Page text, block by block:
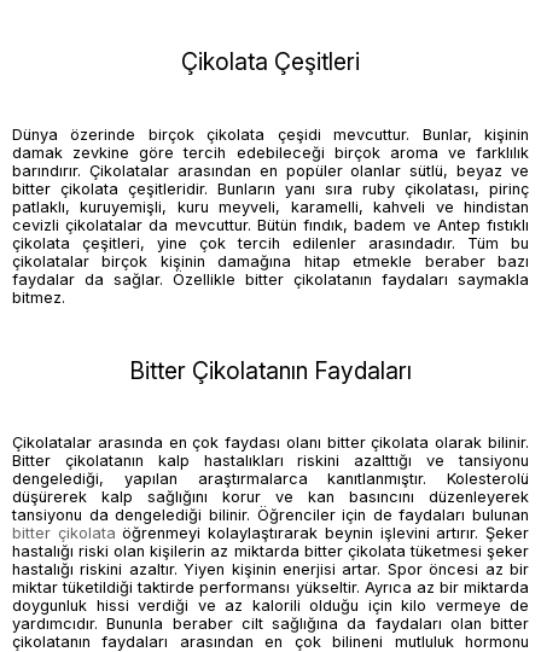
Çikolata Çeşitleri
Dünya özerinde birçokçikolata çeşidi mevcuttur. Bunlar, kişinin
damak zevkine göre tercih edebileceği birçok aroma ve farklılık
barındırır. Çikolatalar arasından en popüler olanlar sütlü, beyaz ve
bitter çikolata çeşitleridir. Bunların yanı sıra ruby çikolatası, pirinç
patlaklı, kuruyemişli, kuru meyveli, karamelli, kahveli ve hindistan
cevizli çikolatalar da mevcuttur. Bütün fındık, badem ve Antep fıstıklı
çikolata çeşitleri, yine çok tercih edilenler arasındadır. Tüm bu
çikolatalar birçok kişinin damağına hitap etmekle beraber bazı
faydalar da sağlar. Özellikle bitter çikolatanın faydaları saymakla
bitmez.
Bitter Çikolatanın Faydaları
Çikolatalar arasında en çok faydası olanı bitter çikolata olarak bilinir.
Bitter çikolatanın kalp hastalıkları riskini azalttığı ve tansiyonu
dengelediği, yapılan araştırmalarca kanıtlanmıştır. Kolesterolü
düşürerek kalp sağlığını korur ve kan basıncını düzenleyerek
tansiyonu da dengelediği bilinir. Öğrenciler için de faydaları bulunan
bitter çikolata öğrenmeyi kolaylaştırarak beynin işlevini artırır. Şeker
hastalığı riski olan kişilerin az miktarda bitter çikolata tüketmesi şeker
hastalığı riskini azaltır. Yiyen kişinin enerjisi artar. Spor öncesi az bir
miktar tüketildiği taktirde performansı yükseltir. Ayrıca az bir miktarda
doygunluk hissi verdiği ve az kalorili olduğu için kilo vermeye de
yardımcıdır. Bununla beraber cilt sağlığına da faydaları olan bitter
çikolatanın faydaları arasından en çok bilineni mutluluk hormonu